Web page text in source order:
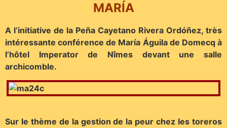
MARÍA
A l’initiative de la Peña Cayetano Rivera Ordóñez, très
intéressante conférence de María Águila de Domecq à
l’hôtel Imperator de Nîmes devant une salle
archicomble.
Sur le thème de la gestion de la peur chez les toreros